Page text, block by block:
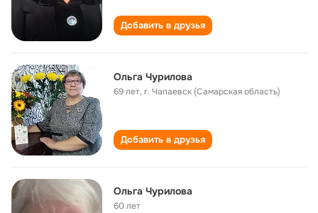
Добавить в друзья
Ольга Чурилова
69 лет,г. Чапаевск (Самарская область)
Добавить в друзья
Ольга Чурилова
60 лет